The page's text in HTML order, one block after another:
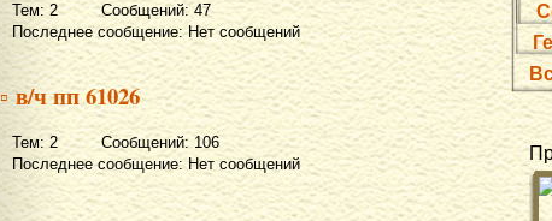
Тем: 2 Сообщений: 47
Последнее сообщение: Нет сообщений
▫ в/ч пп 61026
Тем: 2 Сообщений: 106
Последнее сообщение: Нет сообщений